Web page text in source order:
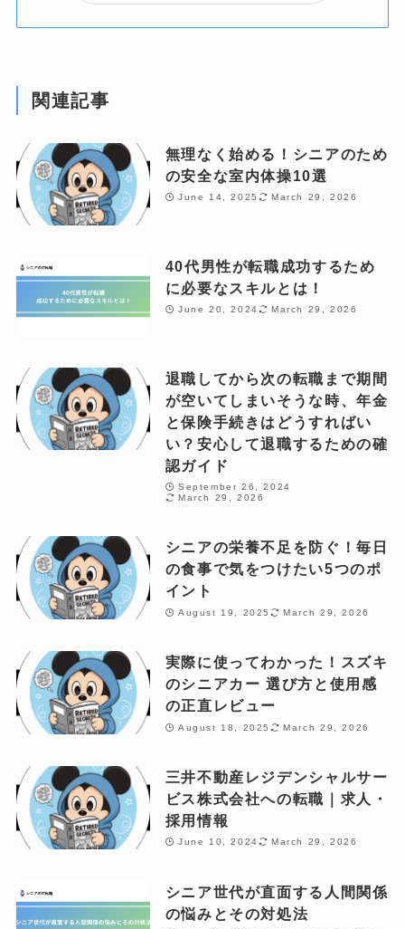
関連記事
無理なく始める！シニアのため
の安全な室内体操10選
June 14, 2025 March 29, 2026
40代男性が転職成功するため
に必要なスキルとは！
June 20, 2024 March 29, 2026
退職してから次の転職まで期間
が空いてしまいそうな時、年金
と保険手続きはどうすればい
い？安心して退職するための確
認ガイド
September 26, 2024
March 29, 2026
シニアの栄養不足を防ぐ！毎日
の食事で気をつけたい5つのポ
イント
August 19, 2025 March 29, 2026
実際に使ってわかった！スズキ
のシニアカー 選び方と使用感
の正直レビュー
August 18, 2025 March 29, 2026
三井不動産レジデンシャルサー
ビス株式会社への転職｜求人・
採用情報
June 10, 2024 March 29, 2026
シニア世代が直面する人間関係
の悩みとその対処法